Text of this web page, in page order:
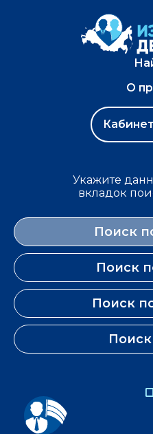
О
Укажите
вкладок
Поиск
Поиск
Поиск